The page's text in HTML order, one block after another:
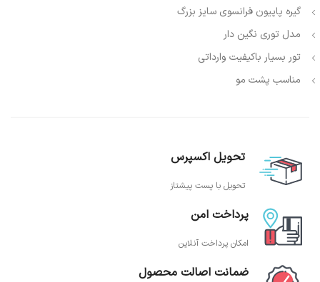
گیره پاپیون فرانسوی سایز بزرگ
مدل توری نگین دار
تور بسیار باکیفیت وارداتی
مناسب پشت مو
تحویل اکسپرس
تحویل با پست پیشتاز
پرداخت امن
امکان پرداخت آنلاین
ضمانت اصالت محصول